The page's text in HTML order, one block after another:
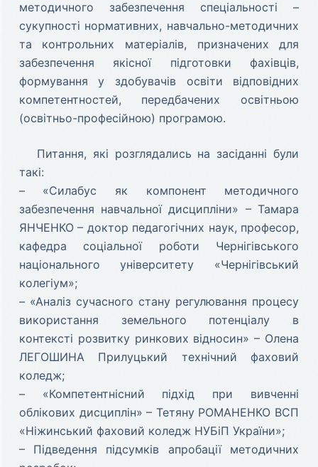
методичного забезпечення спеціальності –
сукупності нормативних, навчально-методичних
та контрольних матеріалів, призначених для
забезпечення якісної підготовки фахівців,
формування у здобувачів освіти відповідних
компетентностей, передбачених освітньою
(освітньо-професійною) програмою.
Питання, які розглядались на засіданні були
такі:
– «Силабус як компонент методичного
забезпечення навчальної дисципліни» – Тамара
ЯНЧЕНКО – доктор педагогічних наук, професор,
кафедра соціальної роботи Чернігівського
національного університету «Чернігівський
колегіум»;
– «Аналіз сучасного стану регулювання процесу
використання земельного потенціалу в
контексті розвитку ринкових відносин» – Олена
ЛЕГОШИНА Прилуцький технічний фаховий
коледж;
– «Компетентнісний підхід при вивченні
облікових дисциплін» – Тетяну РОМАНЕНКО ВСП
«Ніжинський фаховий коледж НУБіП України»;
– Підведення підсумків апробації методичних